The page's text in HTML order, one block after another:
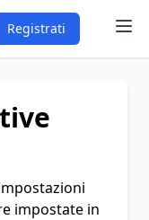
Registrati
impostate in